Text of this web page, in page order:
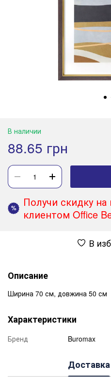
В наличии
88.65 грн
%
Получи скидку
клиентом Office
В
Описание
Ширина 70 см, довжина 50 см
Характеристики
Бренд Buromax
Доставка